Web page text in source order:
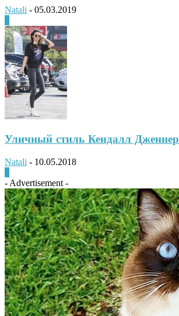
Natali - 05.03.2019
Уличный стиль Кендалл Дженнер
Natali - 10.05.2018
- Advertisement -